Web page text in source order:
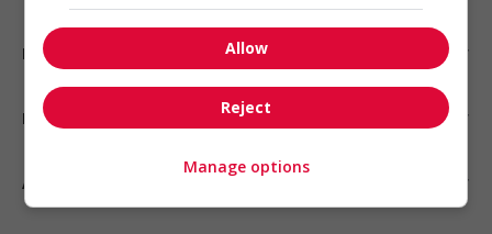
Emplois par type
Nos suggestions
À propos
Allow
Reject
Manage options